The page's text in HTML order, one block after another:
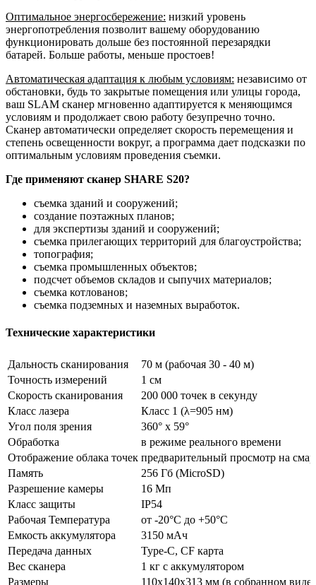
Оптимальное энергосбережение: низкий уровень
энергопотребления позволит вашему оборудованию
функционировать дольше без постоянной перезарядки
батарей. Больше работы, меньше простоев!
Автоматическая адаптация к любым условиям: независимо от
обстановки, будь то закрытые помещения или улицы города,
ваш SLAM сканер мгновенно адаптируется к меняющимся
условиям и продолжает свою работу безупречно точно.
Сканер автоматически определяет скорость перемещения и
степень освещенности вокруг, а программа дает подсказки по
оптимальным условиям проведения съемки.
Где применяют сканер SHARE S20?
съемка зданий и сооружений;
создание поэтажных планов;
для экспертизы зданий и сооружений;
съемка прилегающих территорий для благоустройства;
топография;
съемка промышленных объектов;
подсчет объемов складов и сыпучих материалов;
съемка котлованов;
съемка подземных и наземных выработок.
Технические характеристики
Дальность сканирования
70 м (рабочая 30 - 40 м)
Точность измерений
1 см
Скорость сканирования
200 000 точек в секунду
Класс лазера
Класс 1 (λ=905 нм)
Угол поля зрения
360° х 59°
Обработка
в режиме реального времени
Отображение облака точек предварительный просмотр на
Память
256 Гб (MicroSD)
Разрешение камеры
16 Мп
Класс защиты
IP54
Рабочая Температура
от -20°C до +50°C
Емкость аккумулятора
3150 мАч
Передача данных
Type-C, CF карта
Вес сканера
1 кг с аккумулятором
Размеры
110х140х313 мм (в собранном виде)